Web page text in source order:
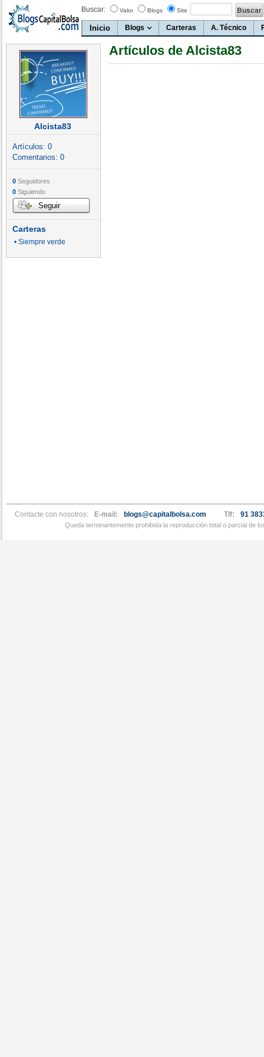
Buscar: Valor Blogs Site
Inicio Blogs Carteras A. Técnico
Alcista83
Artículos: 0
Comentarios: 0
0 Seguidores
0 Siguiendo
Seguir
Carteras
• Siempre verde
Artículos de Alcista83
Contacte con nosotros: E-mail: blogs@capitalbolsa.com Tlf: 91
Queda terminantemente prohibida la reproducción total o parcial de